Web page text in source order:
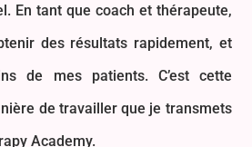
En tant que coach et thérapeute,
des résultats rapidement, et
de mes patients. C’est cette
de travailler que je transmets
Academy.